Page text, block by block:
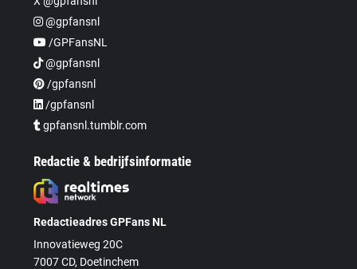
@gpfansnl
/GPFansNL
@gpfansnl
/gpfansnl
/gpfansnl
gpfansnl.tumblr.com
Redactie & bedrijfsinformatie
Redactieadres GPFans NL
Innovatieweg 20C
7007 CD, Doetinchem